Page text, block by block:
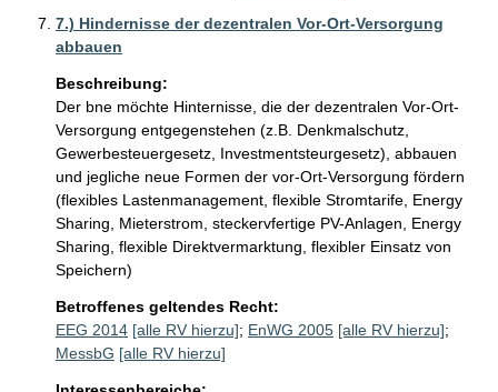
7.) Hindernisse der dezentralen Vor-Ort-Versorgung
abbauen
Beschreibung:
Der bne möchte Hinternisse, die der dezentralen Vor-Ort-
Versorgung entgegenstehen (z.B. Denkmalschutz,
Gewerbesteuergesetz, Investmentsteurgesetz), abbauen
und jegliche neue Formen der vor-Ort-Versorgung fördern
(flexibles Lastenmanagement, flexible Stromtarife, Energy
Sharing, Mieterstrom, steckervfertige PV-Anlagen, Energy
Sharing, flexible Direktvermarktung, flexibler Einsatz von
Betroffenes geltendes Recht:
EEG 2014 [alle RV hierzu]; EnWG 2005 [alle RV hierzu];
MessbG [alle RV hierzu]